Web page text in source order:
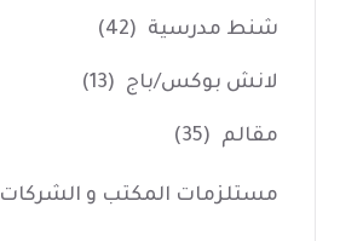
شنط مدرسية (42)
لانش بوكس/باج (13)
مقالم (35)
مستلزمات المكتب و الشركات